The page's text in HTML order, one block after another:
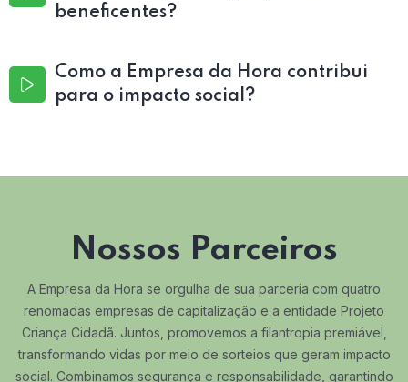
beneficentes?
Como a Empresa da Hora contribui
para o impacto social?
Nossos Parceiros
A Empresa da Hora se orgulha de sua parceria com quatro
renomadas empresas de capitalização e a entidade Projeto
Criança Cidadã. Juntos, promovemos a filantropia premiável,
transformando vidas por meio de sorteios que geram impacto
social. Combinamos segurança e responsabilidade, garantindo